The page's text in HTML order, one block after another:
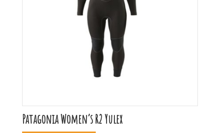
Patagonia Women’s R2 Yulex